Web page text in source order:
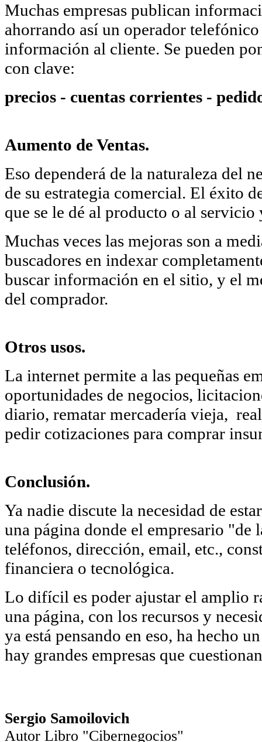
Muchas empresas publican
ahorrando así un operador
información al cliente. Se pueden
con clave:
precios - cuentas corrientes -
Aumento de Ventas.
Eso dependerá de la naturaleza del
de su estrategia comercial. El éxito
que se le dé al producto o al
Muchas veces las mejoras son a
buscadores en indexar
buscar información en el sitio, y el
del comprador.
Otros usos.
La internet permite a las pequeñas
oportunidades de negocios,
diario, rematar mercadería vieja,
pedir cotizaciones para comprar
Conclusión.
Ya nadie discute la necesidad de
una página donde el empresario "de
teléfonos, dirección, email, etc.,
financiera o tecnológica.
Lo difícil es poder ajustar el amplio
una página, con los recursos y
ya está pensando en eso, ha hecho
hay grandes empresas que
Sergio Samoilovich
Autor Libro "Cibernegocios"